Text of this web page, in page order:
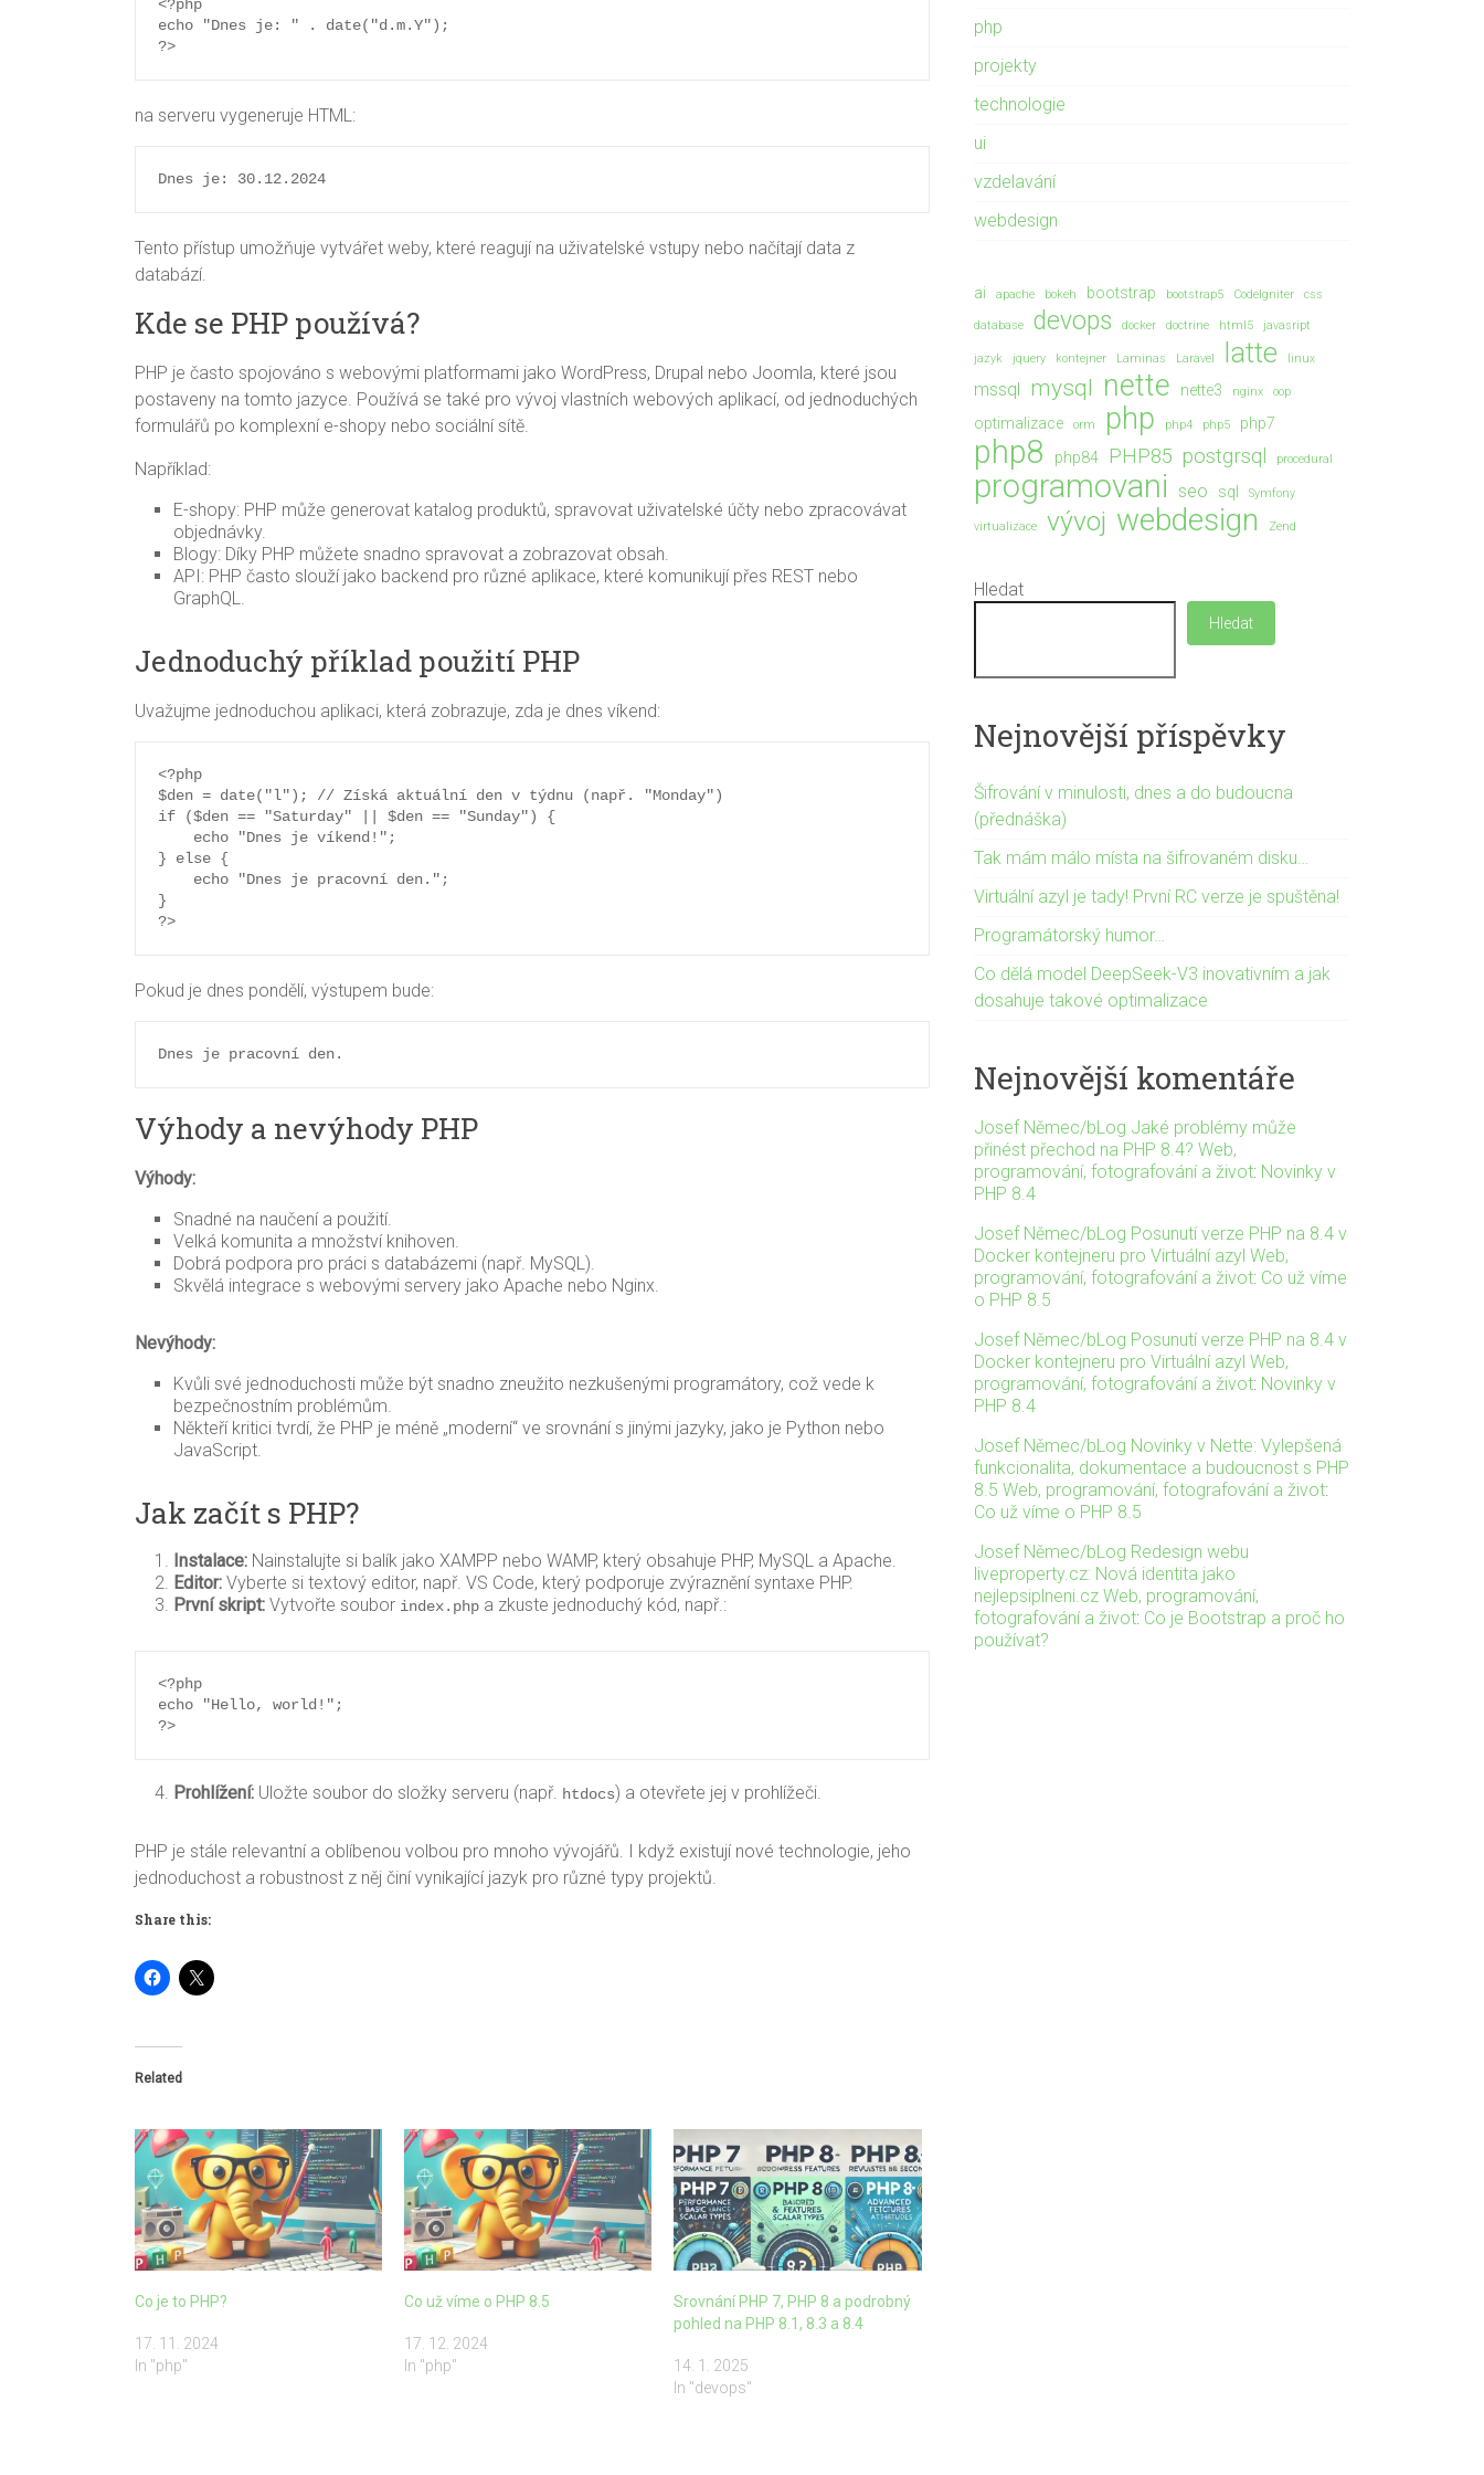
<?php
echo "Dnes je: " . date("d.m.Y");
?>
na serveru vygeneruje HTML:
Dnes je: 30.12.2024
Tento přístup umožňuje vytvářet weby, které reagují na uživatelské vstupy nebo načítají data z
databází.
Kde se PHP používá?
PHP je často spojováno s webovými platformami jako WordPress, Drupal nebo Joomla, které jsou
postaveny na tomto jazyce. Používá se také pro vývoj vlastních webových aplikací, od jednoduchých
formulářů po komplexní e-shopy nebo sociální sítě.
Například:
E-shopy: PHP může generovat katalog produktů, spravovat uživatelské účty nebo zpracovávat
objednávky.
Blogy: Díky PHP můžete snadno spravovat a zobrazovat obsah.
API: PHP často slouží jako backend pro různé aplikace, které komunikují přes REST nebo
GraphQL.
Jednoduchý příklad použití PHP
Uvažujme jednoduchou aplikaci, která zobrazuje, zda je dnes víkend:
<?php
$den = date("l"); // Získá aktuální den v týdnu (např. "Monday")
if ($den == "Saturday" || $den == "Sunday") {
} else {
}
?>
Pokud je dnes pondělí, výstupem bude:
Dnes je pracovní den.
Výhody a nevýhody PHP
Výhody:
Snadné na naučení a použití.
Velká komunita a množství knihoven.
Dobrá podpora pro práci s databázemi (např. MySQL).
Skvělá integrace s webovými servery jako Apache nebo Nginx.
Nevýhody:
Kvůli své jednoduchosti může být snadno zneužito nezkušenými programátory, což vede k
bezpečnostním problémům.
Někteří kritici tvrdí, že PHP je méně „moderní“ ve srovnání s jinými jazyky, jako je Python nebo
JavaScript.
Jak začít s PHP?
Instalace: Nainstalujte si balík jako XAMPP nebo WAMP, který obsahuje PHP, MySQL a Apache.
Editor: Vyberte si textový editor, např. VS Code, který podporuje zvýraznění syntaxe PHP.
První skript: Vytvořte soubor index.php a zkuste jednoduchý kód, např.:
<?php
echo "Hello, world!";
?>
Prohlížení: Uložte soubor do složky serveru (např. htdocs) a otevřete jej v prohlížeči.
PHP je stále relevantní a oblíbenou volbou pro mnoho vývojářů. I když existují nové technologie, jeho
jednoduchost a robustnost z něj činí vynikající jazyk pro různé typy projektů.
Share this:
Related
Co je to PHP?
17. 11. 2024
In "php"
Co už víme o PHP 8.5
17. 12. 2024
In "php"
Srovnání PHP 7, PHP 8 a podrobný
pohled na PHP 8.1, 8.3 a 8.4
14. 1. 2025
In "devops"
php
projekty
technologie
ui
vzdelavání
webdesign
ai apache bokeh bootstrap bootstrap5 CodeIgniter css
database devops docker doctrine html5 javasript
jazyk jquery kontejner Laminas Laravel latte linux
mssql mysql nette nette3 nginx oop
optimalizace orm php php4 php5 php7
php8 php84 PHP85 postgrsql procedural
programovani seo sql Symfony
virtualizace vývoj webdesign Zend
Hledat
Hledat
Nejnovější příspěvky
Šifrování v minulosti, dnes a do budoucna
(přednáška)
Tak mám málo místa na šifrovaném disku…
Virtuální azyl je tady! První RC verze je spuštěna!
Programátorský humor…
Co dělá model DeepSeek-V3 inovativním a jak
dosahuje takové optimalizace
Nejnovější komentáře
Josef Němec/bLog Jaké problémy může
přinést přechod na PHP 8.4? Web,
programování, fotografování a život: Novinky v
PHP 8.4
Josef Němec/bLog Posunutí verze PHP na 8.4 v
Docker kontejneru pro Virtuální azyl Web,
programování, fotografování a život: Co už víme
o PHP 8.5
Josef Němec/bLog Posunutí verze PHP na 8.4 v
Docker kontejneru pro Virtuální azyl Web,
programování, fotografování a život: Novinky v
PHP 8.4
Josef Němec/bLog Novinky v Nette: Vylepšená
funkcionalita, dokumentace a budoucnost s PHP
8.5 Web, programování, fotografování a život:
Co už víme o PHP 8.5
Josef Němec/bLog Redesign webu
liveproperty.cz: Nová identita jako
nejlepsiplneni.cz Web, programování,
fotografování a život: Co je Bootstrap a proč ho
používat?